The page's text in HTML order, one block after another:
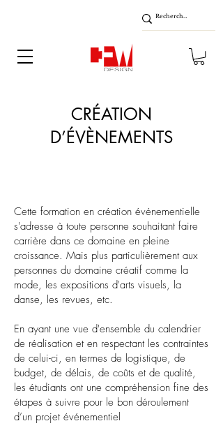
CRÉATION
D’ÉVÈNEMENTS
Cette formation en création événementielle
s'adresse à toute personne souhaitant faire
carrière dans ce domaine en pleine
croissance. Mais plus particulièrement aux
personnes du domaine créatif comme la
mode, les expositions d'arts visuels, la
danse, les revues, etc.
En ayant une vue d'ensemble du calendrier
de réalisation et en respectant les contraintes
de celui-ci, en termes de logistique, de
budget, de délais, de coûts et de qualité,
les étudiants ont une compréhension fine des
étapes à suivre pour le bon déroulement
d’un projet événementiel